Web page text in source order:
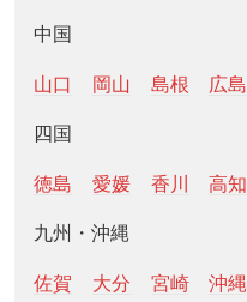
中国
山口 岡山 島根 広島
四国
徳島 愛媛 香川 高知
九州・沖縄
佐賀 大分 宮崎 沖縄